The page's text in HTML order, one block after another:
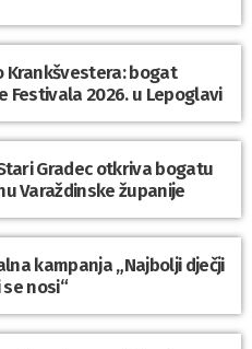
Krankšvestera: bogat
Festivala 2026. u Lepoglavi
Gradec otkriva bogatu
Varaždinske županije
kampanja „Najbolji dječji
nosi“